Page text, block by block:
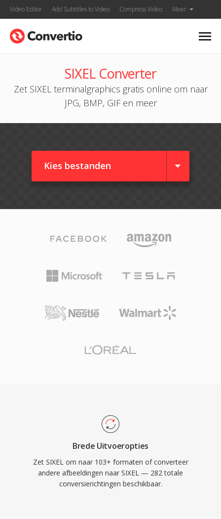
Video Editor Add Subtitles to Video Compress Video Meer
SIXEL Converter
Zet SIXEL terminalgraphics gratis online om naar
JPG, BMP, GIF en meer
Kies bestanden
Brede Uitvoeropties
Zet SIXEL om naar 103+ formaten of converteer
andere afbeeldingen naar SIXEL — 282 totale
conversierichtingen beschikbaar.